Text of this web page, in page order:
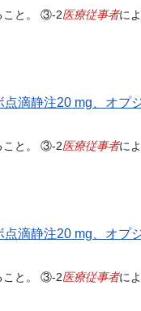
こと。 ③-2医療従事者に
滴静注20 mg、オプ
こと。 ③-2医療従事者に
滴静注20 mg、オプ
こと。 ③-2医療従事者に